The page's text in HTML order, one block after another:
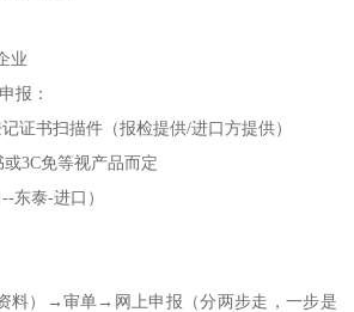
业
报：
证书扫描件（报检提供/进口方提供）
3C免等视产品而定
东泰-进口）
料）→审单→网上申报（分两步走，一步是